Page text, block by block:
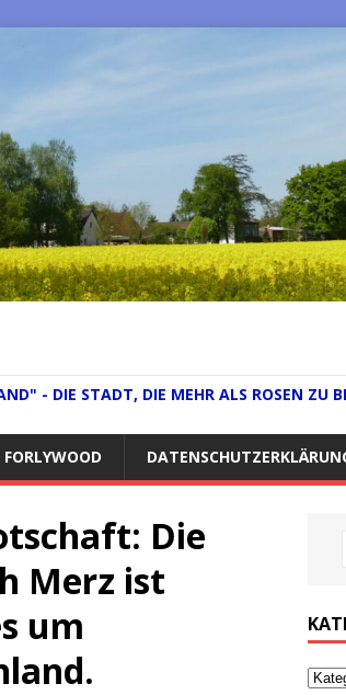
- DIE STADT, DIE MEHR ALS ROSEN ZU
FORLYWOOD
Die
Merz ist
um